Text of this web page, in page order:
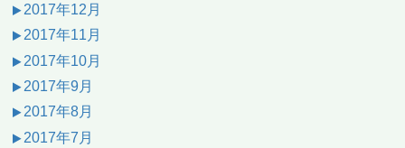
2017年12月
2017年11月
2017年10月
2017年9月
2017年8月
2017年7月